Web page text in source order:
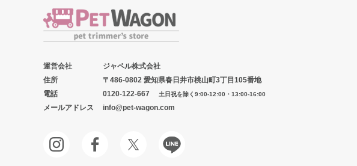
運営会社
ジャペル株式会社
住所
〒486-0802 愛知県春日井市桃山町3丁目105番地
電話
0120-122-667 土日祝を除く9:00-12:00・13:00-16:00
メールアドレス info@pet-wagon.com